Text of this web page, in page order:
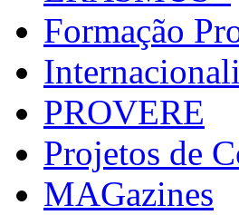
Formação
PROVERE
Projetos de
MAGazines